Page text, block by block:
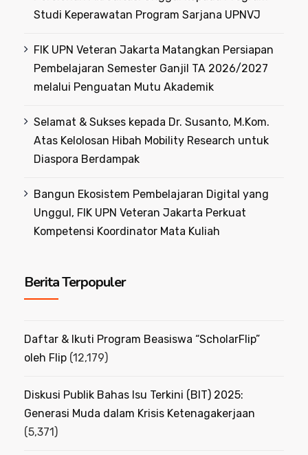
Studi Keperawatan Program Sarjana UPNVJ
FIK UPN Veteran Jakarta Matangkan Persiapan
Pembelajaran Semester Ganjil TA 2026/2027
melalui Penguatan Mutu Akademik
Selamat & Sukses kepada Dr. Susanto, M.Kom.
Atas Kelolosan Hibah Mobility Research untuk
Diaspora Berdampak
Bangun Ekosistem Pembelajaran Digital yang
Unggul, FIK UPN Veteran Jakarta Perkuat
Kompetensi Koordinator Mata Kuliah
Berita Terpopuler
Daftar & Ikuti Program Beasiswa “ScholarFlip”
oleh Flip (12,179)
Diskusi Publik Bahas Isu Terkini (BIT) 2025:
Generasi Muda dalam Krisis Ketenagakerjaan
(5,371)